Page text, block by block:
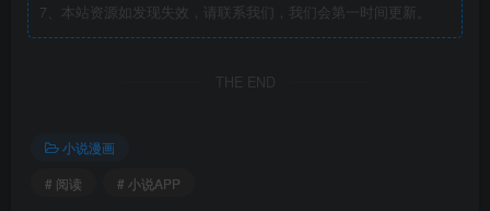
7、本站资源如发现失效，请联系我们，我们会第一时间更新。
THE END
小说漫画
# 阅读
# 小说APP